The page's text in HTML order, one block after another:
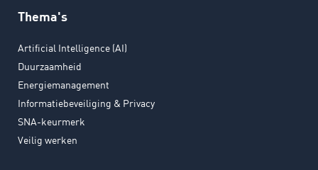
Thema's
Artificial Intelligence (AI)
Duurzaamheid
Energiemanagement
Informatiebeveiliging & Privacy
SNA-keurmerk
Veilig werken